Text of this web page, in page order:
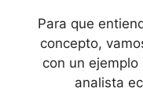
Para que
concepto,
⁣con un​
analista